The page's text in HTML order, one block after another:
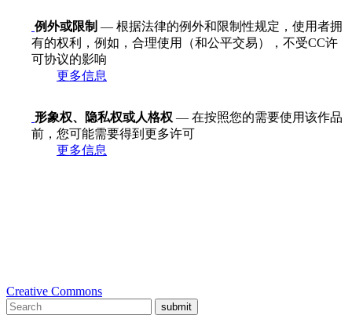
例外或限制 — 根据法律的例外和限制性规定，使用者拥
有的权利，例如，合理使用（和公平交易），不受CC许
可协议的影响
更多信息
形象权、隐私权或人格权 — 在按照您的需要使用该作品
前，您可能需要得到更多许可
更多信息
Creative Commons
submit